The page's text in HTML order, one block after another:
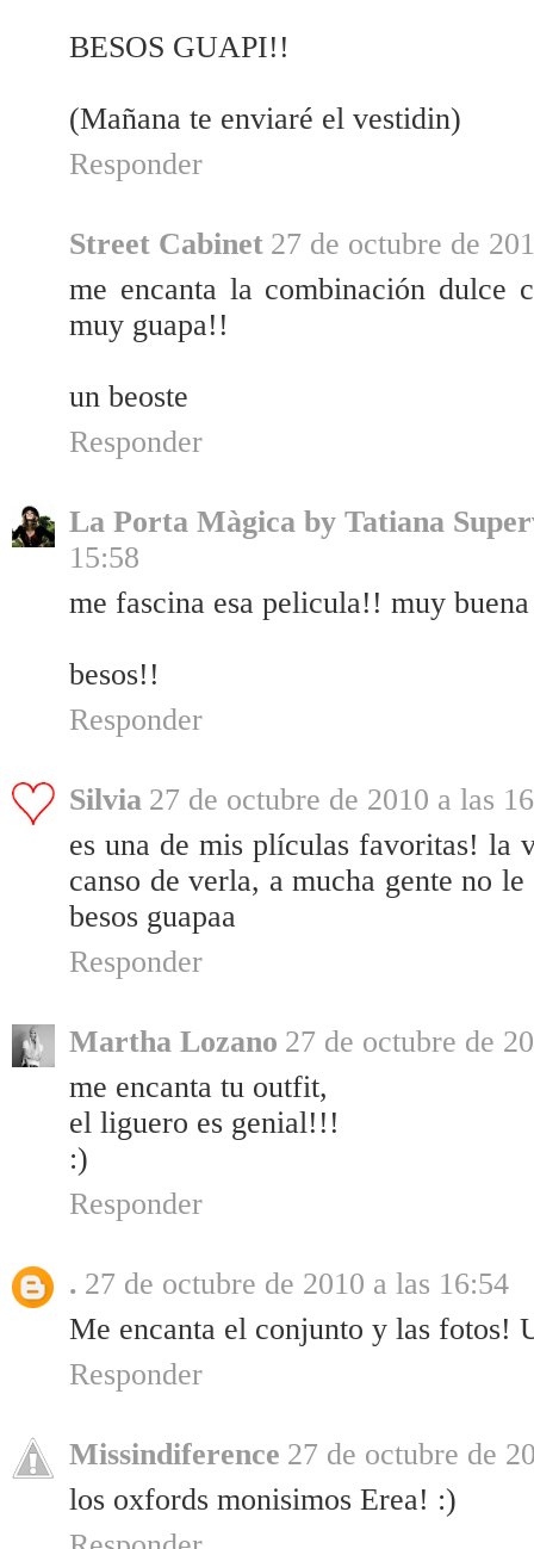
BESOS GUAPI!!
(Mañana te enviaré el vestidin)
Responder
Street Cabinet 27 de octubre de
me encanta la combinación dulce
muy guapa!!
un beoste
Responder
La Porta Màgica by Tatiana
15:58
me fascina esa pelicula!! muy
besos!!
Responder
Silvia 27 de octubre de 2010 a las
es una de mis plículas favoritas! la
canso de verla, a mucha gente no
besos guapaa
Responder
Martha Lozano 27 de octubre de
me encanta tu outfit,
el liguero es genial!!!
:)
Responder
. 27 de octubre de 2010 a las 16:54
Me encanta el conjunto y las fotos!
Responder
Missindiference 27 de octubre de
los oxfords monisimos Erea! :)